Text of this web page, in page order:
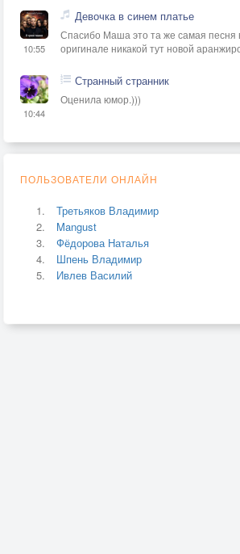
10:55
Девочка в синем платье
Спасибо Маша это та же самая песня
оригинале никакой тут новой
10:44
Странный странник
Оценила юмор.)))
ПОЛЬЗОВАТЕЛИ ОНЛАЙН
Третьяков Владимир
Mangust
Фёдорова Наталья
Шпень Владимир
Ивлев Василий